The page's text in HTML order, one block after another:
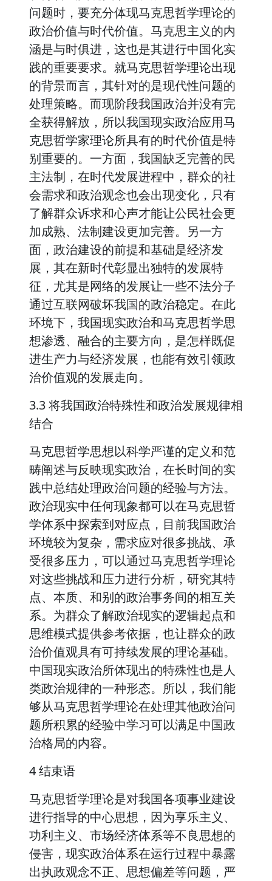
问题时，要充分体现马克思哲学理论的
政治价值与时代价值。马克思主义的内
涵是与时俱进，这也是其进行中国化实
践的重要要求。就马克思哲学理论出现
的背景而言，其针对的是现代性问题的
处理策略。而现阶段我国政治并没有完
全获得解放，所以我国现实政治应用马
克思哲学家理论所具有的时代价值是特
别重要的。一方面，我国缺乏完善的民
主法制，在时代发展进程中，群众的社
会需求和政治观念也会出现变化，只有
了解群众诉求和心声才能让公民社会更
加成熟、法制建设更加完善。另一方
面，政治建设的前提和基础是经济发
展，其在新时代彰显出独特的发展特
征，尤其是网络的发展让一些不法分子
通过互联网破坏我国的政治稳定。在此
环境下，我国现实政治和马克思哲学思
想渗透、融合的主要方向，是怎样既促
进生产力与经济发展，也能有效引领政
治价值观的发展走向。
3.3 将我国政治特殊性和政治发展规律相
结合
马克思哲学思想以科学严谨的定义和范
畴阐述与反映现实政治，在长时间的实
践中总结处理政治问题的经验与方法。
政治现实中任何现象都可以在马克思哲
学体系中探索到对应点，目前我国政治
环境较为复杂，需求应对很多挑战、承
受很多压力，可以通过马克思哲学理论
对这些挑战和压力进行分析，研究其特
点、本质、和别的政治事务间的相互关
系。为群众了解政治现实的逻辑起点和
思维模式提供参考依据，也让群众的政
治价值观具有可持续发展的理论基础。
中国现实政治所体现出的特殊性也是人
类政治规律的一种形态。所以，我们能
够从马克思哲学理论在处理其他政治问
题所积累的经验中学习可以满足中国政
治格局的内容。
4 结束语
马克思哲学理论是对我国各项事业建设
进行指导的中心思想，因为享乐主义、
功利主义、市场经济体系等不良思想的
侵害，现实政治体系在运行过程中暴露
出执政观念不正、思想偏差等问题，严